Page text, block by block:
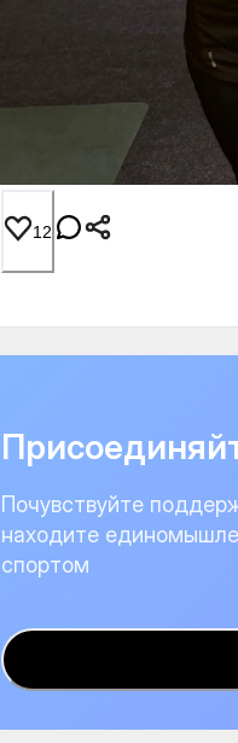
12
Почувствуйте
находите
спортом